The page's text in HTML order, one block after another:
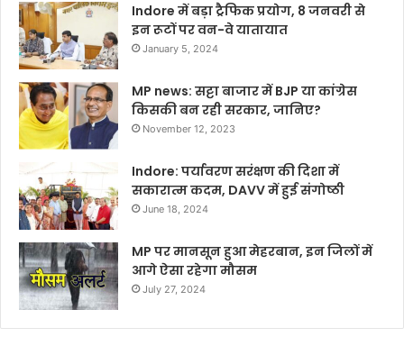
Indore में बड़ा ट्रैफिक प्रयोग, 8 जनवरी से
इन रूटों पर वन-वे यातायात
January 5, 2024
MP news: सट्टा बाजार में BJP या कांग्रेस
किसकी बन रही सरकार, जानिए?
November 12, 2023
Indore: पर्यावरण सरंक्षण की दिशा में
सकारात्म कदम, DAVV में हुई संगोष्ठी
June 18, 2024
MP पर मानसून हुआ मेहरबान, इन जिलों में
आगे ऐसा रहेगा मौसम
July 27, 2024